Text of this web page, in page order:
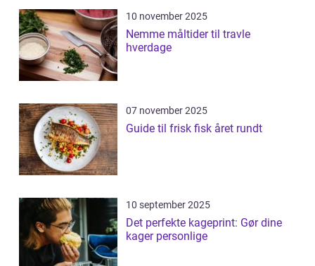
10 november 2025
Nemme måltider til travle
hverdage
07 november 2025
Guide til frisk fisk året rundt
10 september 2025
Det perfekte kageprint: Gør dine
kager personlige